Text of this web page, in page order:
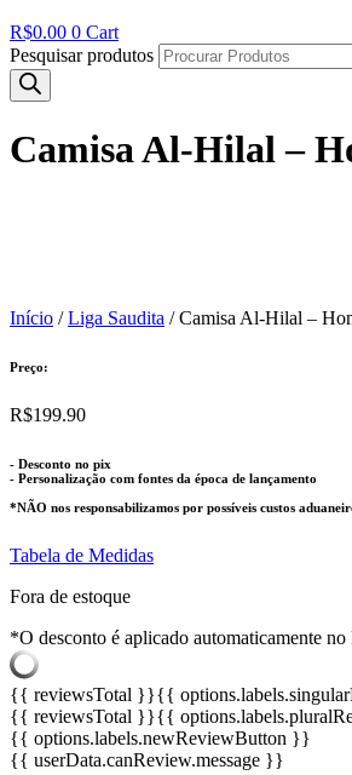
R$0.00 0 Cart
Pesquisar produtos
Camisa Al-Hilal –
Início /Liga Saudita / Camisa Al-Hilal –
Preço:
R$199.90
- Desconto no pix
- Personalização com fontes da época de lançamento
*NÃO nos responsabilizamos por possíveis custos
Tabela de Medidas
Fora de estoque
*O desconto é aplicado automaticamente no
{{ reviewsTotal }}{{
{{ reviewsTotal }}{{
{{ options.labels.newReviewButton }}
{{ userData.canReview.message }}